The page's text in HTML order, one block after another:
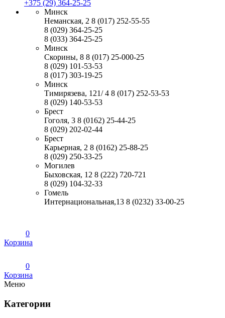
+375 (29) 364-25-25
Минск
Неманская, 2 8 (017) 252-55-55
8 (029) 364-25-25
8 (033) 364-25-25
Минск
Скорины, 8 8 (017) 25-000-25
8 (029) 101-53-53
8 (017) 303-19-25
Минск
Тимирязева, 121/ 4 8 (017) 252-53-53
8 (029) 140-53-53
Брест
Гоголя, 3 8 (0162) 25-44-25
8 (029) 202-02-44
Брест
Карьерная, 2 8 (0162) 25-88-25
8 (029) 250-33-25
Могилев
Быховская, 12 8 (222) 720-721
8 (029) 104-32-33
Гомель
Интернациональная,13 8 (0232) 33-00-25
0
Корзина
0
Корзина
Меню
Категории